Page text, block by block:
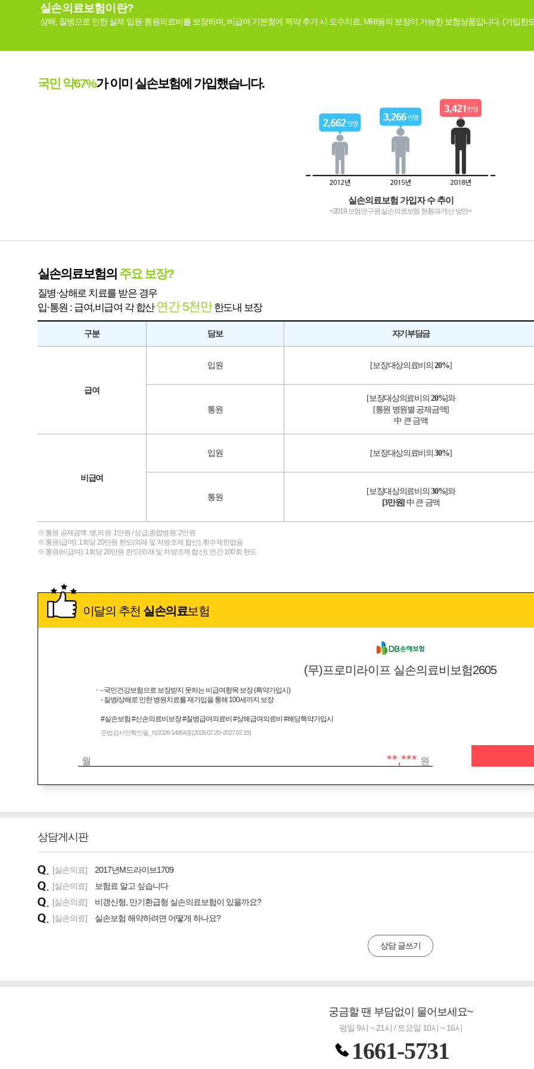
실손의료보험이란?
상해, 질병으로 인한 실제 입원·통원의료비를 보장하며, 비급여 기본형에 특약 추가 시 도수치료, MRI등의 보장이 가능한 보험상품입니다. (가입한
국민 약67%가 이미 실손보험에 가입했습니다.
실손의료보험 가입자 수 추이
<2019 보험연구원 실손의료보험 현황과 개선 방안>
실손의료보험의 주요 보장?
질병·상해로 치료를 받은 경우
입·통원 : 급여,비급여 각 합산 연간 5천만한도내 보장
구분 담보 자기부담금
급여
입원 [보장대상의료비의20%]
통원
[보장대상의료비의20%]와
[통원 병원별 공제금액]
中 큰 금액
비급여
입원 [보장대상의료비의30%]
통원
[보장대상의료비의30%]와
[3만원] 中 큰 금액
※ 통원 공제금액: 병,의원: 1만원 / 상급,종합병원: 2만원
※ 통원(급여): 1회당 20만원 한도(외래 및 처방조제 합산), 횟수제한없음
※ 통원(비급여): 1회당 20만원 한도(외래 및 처방조제 합산), 연간 100회 한도
이달의 추천 실손의료보험
(무)프로미라이프 실손의료비보험2605
- 국민건강보험으로 보장받지 못하는 비급여항목 보장 (특약가입시)
- 질병/상해로 인한 병원치료를 재가입을 통해 100세까지 보장
#실손보험 #신손의료비보장 #질병급여의료비 #상해급여의료비 #해당특약가입시
준법감시인확인필_제2026-14864호(2026.07.20~2027.07.19)
월 **,*** 원
상담게시판
[실손의료]
2017년M드라이브1709
[실손의료]
보험료 알고 싶습니다
[실손의료]
비갱신형, 만기환급형 실손의료보험이 있을까요?
[실손의료]
실손보험 해약하려면 어떻게 하나요?
상담 글쓰기
궁금할 땐 부담없이 물어보세요~
평일 9시 ~ 21시 / 토요일 10시 ~ 16시
1661-5731